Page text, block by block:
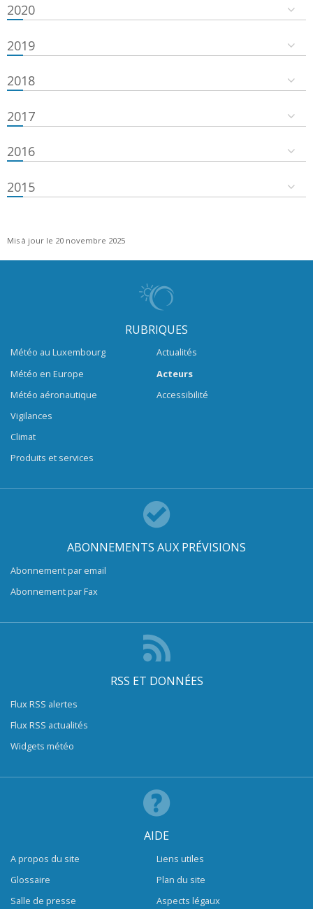
2020
2019
2018
2017
2016
2015
Mis à jour le 20 novembre 2025
RUBRIQUES
Météo au Luxembourg
Météo en Europe
Météo aéronautique
Vigilances
Climat
Produits et services
Actualités
Acteurs
Accessibilité
ABONNEMENTS AUX PRÉVISIONS
Abonnement par email
Abonnement par Fax
RSS ET DONNÉES
Flux RSS alertes
Flux RSS actualités
Widgets météo
AIDE
A propos du site
Glossaire
Salle de presse
Liens utiles
Plan du site
Aspects légaux